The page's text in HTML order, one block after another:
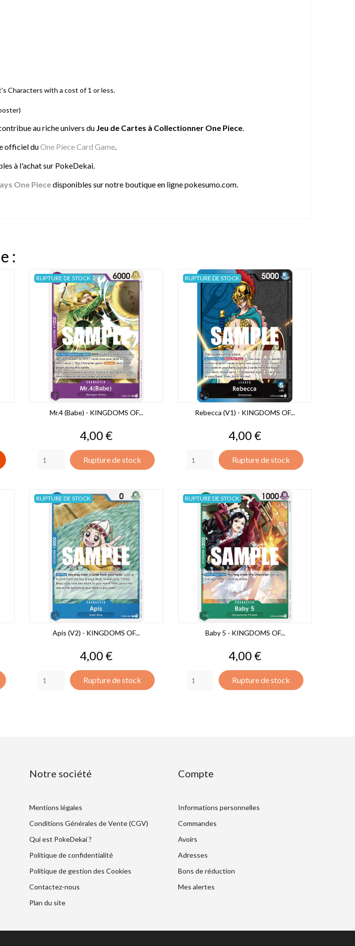
Characters with a cost of 1 or less.
au riche univers du Jeu de Cartes à Collectionner One Piece.
officiel duOne Piece Card Game.
à l'achat sur PokeDekai.
One Piecedisponibles sur notre boutique en ligne pokesumo.com.
:
Mr.4 (Babe) - KINGDOMS OF...
Prix
4,00 €
Rupture de stock
RUPTURE DE STOCK
Rebecca (V1) - KINGDOMS OF...
Prix
4,00 €
Rupture de stock
RUPTURE DE STOCK
Apis (V2) - KINGDOMS OF...
Prix
4,00 €
Rupture de stock
RUPTURE DE STOCK
Baby 5 - KINGDOMS OF...
Prix
4,00 €
Rupture de stock
RUPTURE DE STOCK
Notre société
Mentions légales
Conditions Générales de Vente (CGV)
Qui est PokeDekai ?
Politique de confidentialité
Politique de gestion des Cookies
Contactez-nous
Plan du site
Compte
Informations personnelles
Commandes
Avoirs
Adresses
Bons de réduction
Mes alertes